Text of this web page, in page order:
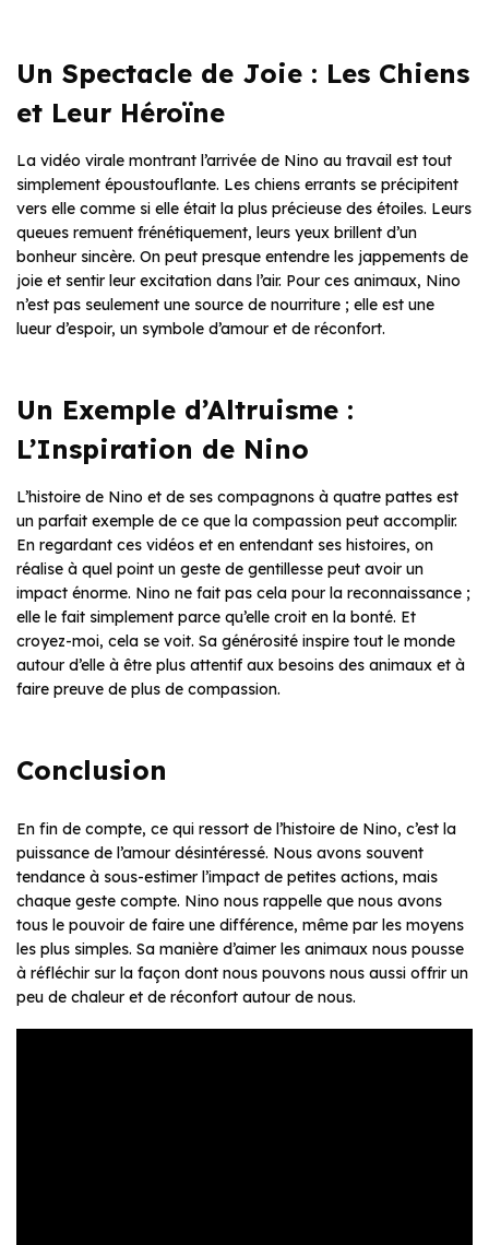
Un Spectacle de Joie : Les Chiens
et Leur Héroïne
La vidéo virale montrant l’arrivée de Nino au travail est tout
simplement époustouflante. Les chiens errants se précipitent
vers elle comme si elle était la plus précieuse des étoiles. Leurs
queues remuent frénétiquement, leurs yeux brillent d’un
bonheur sincère. On peut presque entendre les jappements de
joie et sentir leur excitation dans l’air. Pour ces animaux, Nino
n’est pas seulement une source de nourriture ; elle est une
lueur d’espoir, un symbole d’amour et de réconfort.
Un Exemple d’Altruisme :
L’Inspiration de Nino
L’histoire de Nino et de ses compagnons à quatre pattes est
un parfait exemple de ce que la compassion peut accomplir.
En regardant ces vidéos et en entendant ses histoires, on
réalise à quel point un geste de gentillesse peut avoir un
impact énorme. Nino ne fait pas cela pour la reconnaissance ;
elle le fait simplement parce qu’elle croit en la bonté. Et
croyez-moi, cela se voit. Sa générosité inspire tout le monde
autour d’elle à être plus attentif aux besoins des animaux et à
faire preuve de plus de compassion.
Conclusion
En fin de compte, ce qui ressort de l’histoire de Nino, c’est la
puissance de l’amour désintéressé. Nous avons souvent
tendance à sous-estimer l’impact de petites actions, mais
chaque geste compte. Nino nous rappelle que nous avons
tous le pouvoir de faire une différence, même par les moyens
les plus simples. Sa manière d’aimer les animaux nous pousse
à réfléchir sur la façon dont nous pouvons nous aussi offrir un
peu de chaleur et de réconfort autour de nous.